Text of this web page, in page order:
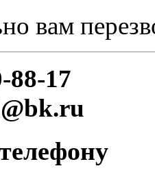
вам
88-17